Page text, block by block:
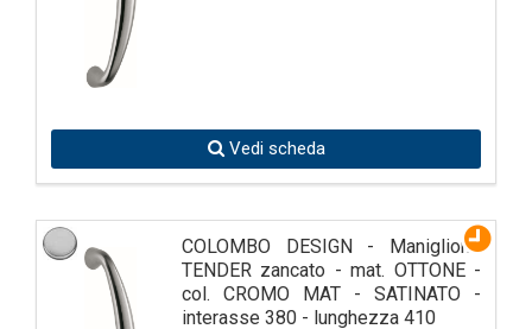
Vedi scheda
COLOMBO DESIGN - Maniglione
TENDER zancato - mat. OTTONE -
col. CROMO MAT - SATINATO -
interasse 380 - lunghezza 410